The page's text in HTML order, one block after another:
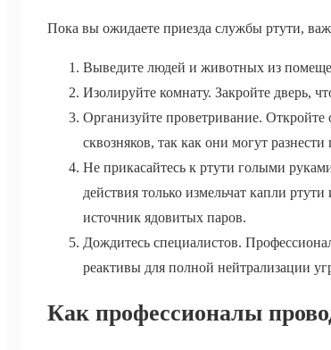
Пока вы ожидаете приезда службы ртути,
Выведите людей и животных из
Изолируйте комнату. Закройте дверь,
Организуйте проветривание. Откройте
сквозняков, так как они могут
Не прикасайтесь к ртути голыми
действия только измельчат капли
источник ядовитых паров.
Дождитесь специалистов.
реактивы для полной нейтрализации
Как профессионалы